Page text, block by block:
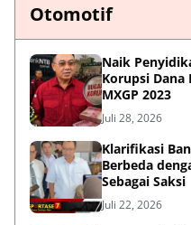
Otomotif
Naik
Korupsi Dana
MXGP 2023
Juli 28, 2026
Klarifikasi
Berbeda
Sebagai Saksi
Juli 22, 2026